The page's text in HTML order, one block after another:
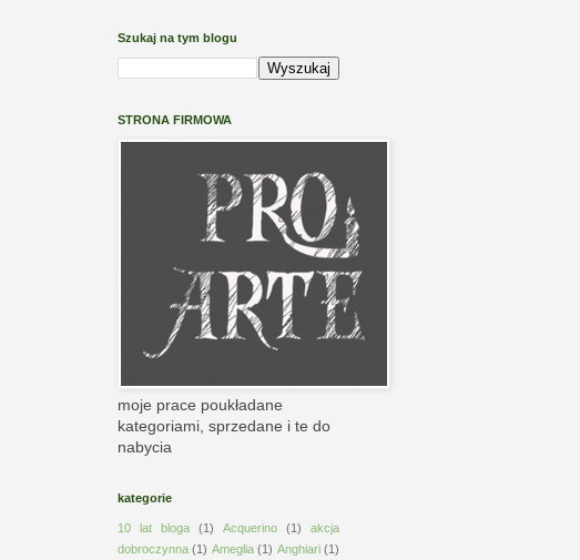
Szukaj na tym blogu
STRONA FIRMOWA
moje prace poukładane
kategoriami, sprzedane i te do
nabycia
kategorie
10 lat bloga (1) Acquerino (1)
akcja
dobroczynna (1) Ameglia (1) Anghiari (1)